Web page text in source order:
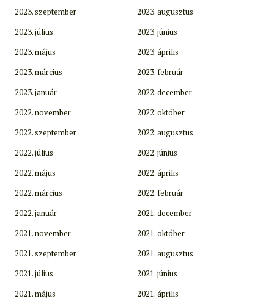
2023. szeptember
2023. augusztus
2023. július
2023. június
2023. május
2023. április
2023. március
2023. február
2023. január
2022. december
2022. november
2022. október
2022. szeptember
2022. augusztus
2022. július
2022. június
2022. május
2022. április
2022. március
2022. február
2022. január
2021. december
2021. november
2021. október
2021. szeptember
2021. augusztus
2021. július
2021. június
2021. május
2021. április